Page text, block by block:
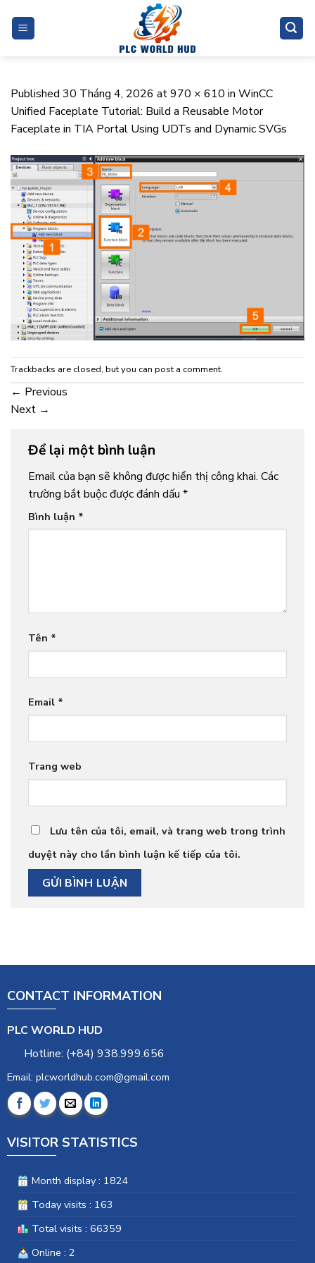
content
Published 30 Tháng 4, 2026 at970 × 610 in WinCC
Unified Faceplate Tutorial: Build a Reusable Motor
Faceplate in TIA Portal Using UDTs and Dynamic SVGs
Trackbacks are closed, but you can post a comment.
← Previous
Next →
Để lại một bình luận
Email của bạn sẽ không được hiển thị công khai. Các
trường bắt buộc được đánh dấu *
Bình luận *
Tên *
Email *
Trang web
Lưu tên của tôi, email, và trang web trong trình
duyệt này cho lần bình luận kế tiếp của tôi.
CONTACT INFORMATION
PLC WORLD HUD
Hotline: (+84) 938.999.656
Email: plcworldhub.com@gmail.com
VISITOR STATISTICS
Month display : 1824
Today visits : 163
Total visits : 66359
Online : 2